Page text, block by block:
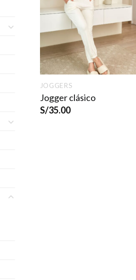
JOGGERS
Jogger clásico
S/35.00